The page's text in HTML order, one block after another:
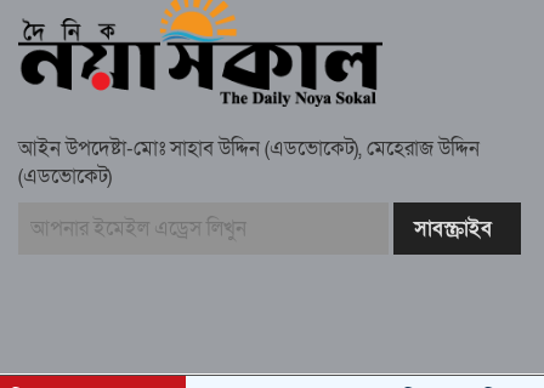
সুবর্ণচরে মায়ের অভিযোগে সাবেক ভাইস
চেয়ারম্যান গ্রেপ্তার
স্মরণ সভায় মিলাদ ও দোয়া
আইন উপদেষ্টা-মোঃ সাহাব উদ্দিন (এডভোকেট), মেহেরাজ উদ্দিন
(এডভোকেট)